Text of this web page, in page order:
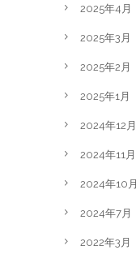
2025年4月
2025年3月
2025年2月
2025年1月
2024年12月
2024年11月
2024年10月
2024年7月
2022年3月